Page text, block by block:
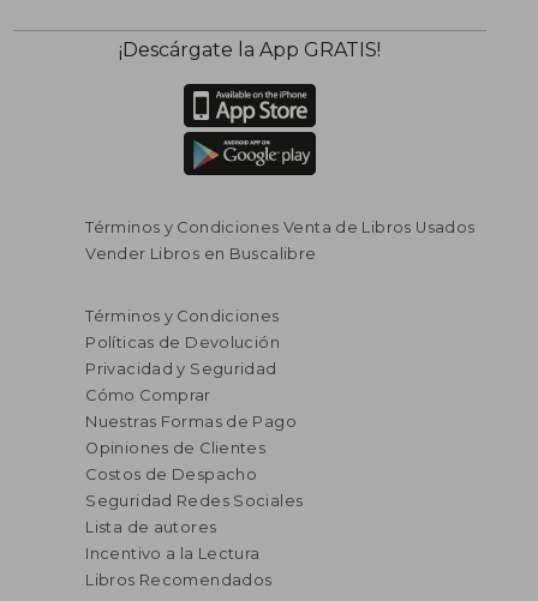
¡Descárgate la App GRATIS!
Términos y Condiciones Venta de Libros Usados
Vender Libros en Buscalibre
Términos y Condiciones
Políticas de Devolución
Privacidad y Seguridad
Cómo Comprar
Nuestras Formas de Pago
Opiniones de Clientes
Costos de Despacho
Seguridad Redes Sociales
Lista de autores
Incentivo a la Lectura
Libros Recomendados